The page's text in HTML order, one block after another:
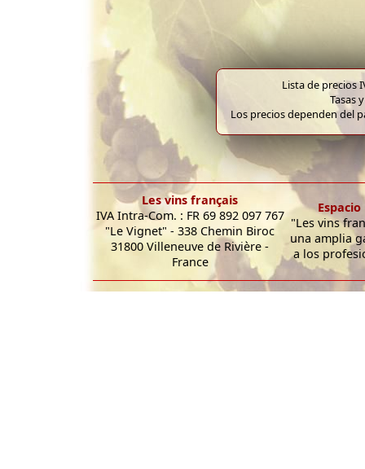
Lista de precios
Tasas
Los precios dependen del
Les vins français
IVA Intra-Com. : FR 69 892 097 767
"Le Vignet" - 338 Chemin Biroc
31800 Villeneuve de Rivière -
France
"Les vins
una amplia
a los